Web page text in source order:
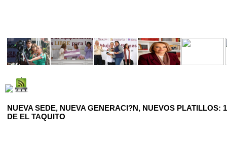
NUEVA SEDE, NUEVA GENERACI?N, NUEVOS PLATILLOS:
DE EL TAQUITO